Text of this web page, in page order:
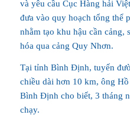
và yêu cầu Cục Hàng hải
đưa vào quy hoạch tổng thể
nhằm tạo khu hậu cần cảng,
hóa qua cảng Quy Nhơn.
Tại tỉnh Bình Định, tuyến
chiều dài hơn 10 km, ông
Bình Định cho biết, 3 tháng
chạy.